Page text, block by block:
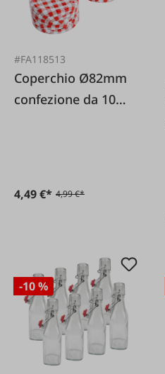
#FA118513
Coperchio Ø82mm
confezione da 10
4,49 €* 4,99 €*
-10 %